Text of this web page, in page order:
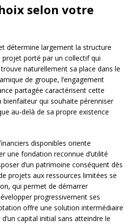
selon votre
détermine largement la structure
projet porté par un collectif qui
naturellement sa place dans le
de groupe, l’engagement
partagée caractérisent cette
bienfaiteur qui souhaite pérenniser
au-delà de sa propre existence
disponibles oriente
une fondation reconnue d’utilité
d’un patrimoine conséquent dès
projets aux ressources limitées se
qui permet de démarrer
progressivement ses
offre une solution intermédiaire
capital initial sans atteindre le